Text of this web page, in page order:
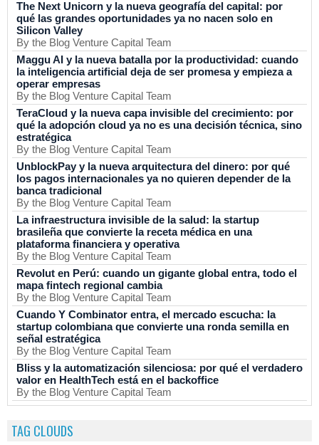
The Next Unicorn y la nueva geografía del capital: por
qué las grandes oportunidades ya no nacen solo en
Silicon Valley
By the Blog Venture Capital Team
Maggu AI y la nueva batalla por la productividad: cuando
la inteligencia artificial deja de ser promesa y empieza a
operar empresas
By the Blog Venture Capital Team
TeraCloud y la nueva capa invisible del crecimiento: por
qué la adopción cloud ya no es una decisión técnica, sino
estratégica
By the Blog Venture Capital Team
UnblockPay y la nueva arquitectura del dinero: por qué
los pagos internacionales ya no quieren depender de la
banca tradicional
By the Blog Venture Capital Team
La infraestructura invisible de la salud: la startup
brasileña que convierte la receta médica en una
plataforma financiera y operativa
By the Blog Venture Capital Team
Revolut en Perú: cuando un gigante global entra, todo el
mapa fintech regional cambia
By the Blog Venture Capital Team
Cuando Y Combinator entra, el mercado escucha: la
startup colombiana que convierte una ronda semilla en
señal estratégica
By the Blog Venture Capital Team
Bliss y la automatización silenciosa: por qué el verdadero
valor en HealthTech está en el backoffice
By the Blog Venture Capital Team
TAG CLOUDS